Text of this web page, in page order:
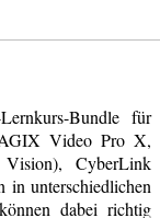
Bundle für
Video Pro X,
CyberLink
in unterschiedlichen
dabei richtig